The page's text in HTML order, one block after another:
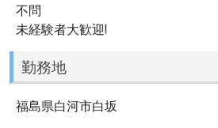
不問
未経験者大歓迎!
勤務地
福島県白河市白坂